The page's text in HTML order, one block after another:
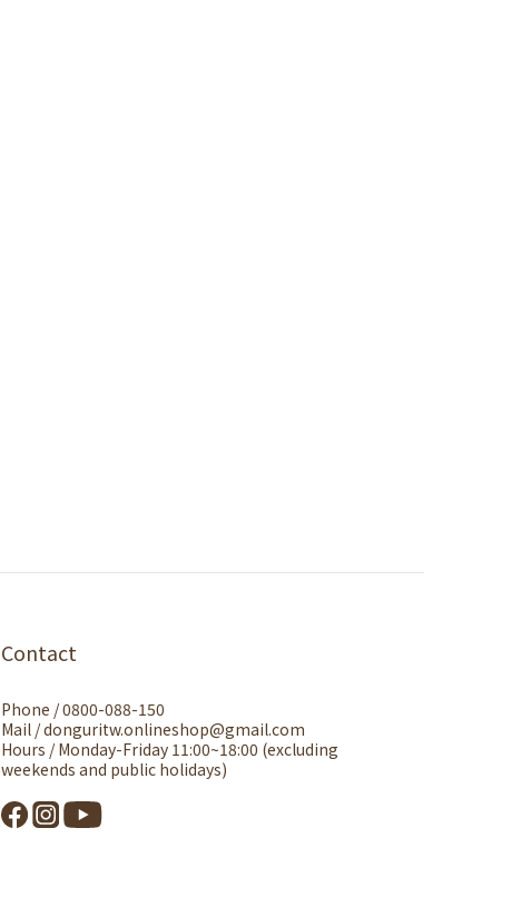
Contact
Phone / 0800-088-150
Mail / donguritw.onlineshop@gmail.com
Hours / Monday-Friday 11:00~18:00 (excluding
weekends and public holidays)